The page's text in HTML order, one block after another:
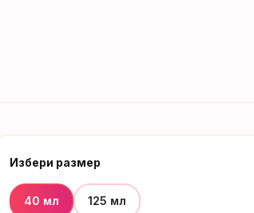
Избери размер
40 мл 125 мл